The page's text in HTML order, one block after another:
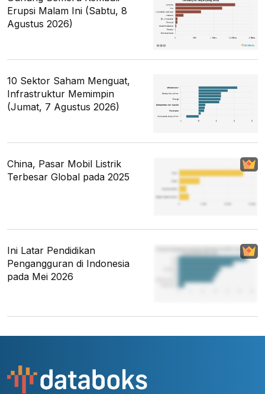
Erupsi Malam Ini (Sabtu, 8
Agustus 2026)
10 Sektor Saham Menguat,
Infrastruktur Memimpin
(Jumat, 7 Agustus 2026)
China, Pasar Mobil Listrik
Terbesar Global pada 2025
Ini Latar Pendidikan
Pengangguran di Indonesia
pada Mei 2026